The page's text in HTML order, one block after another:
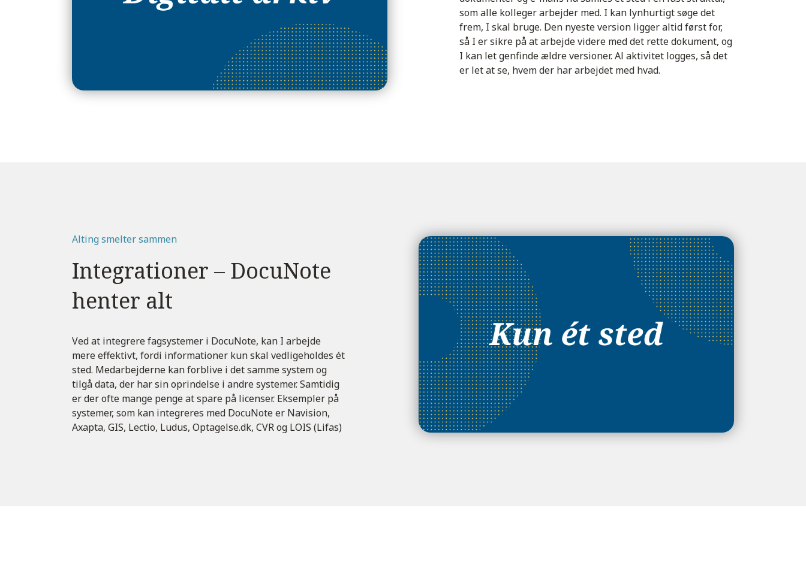
som alle kolleger arbejder med. I kan lynhurtigt søge det
frem, I skal bruge. Den nyeste version ligger altid først for,
så I er sikre på at arbejde videre med det rette dokument, og
I kan let genfinde ældre versioner. Al aktivitet logges, så det
er let at se, hvem der har arbejdet med hvad.
Alting smelter sammen
Integrationer – DocuNote
henter alt
Ved at integrere fagsystemer i DocuNote, kan I arbejde
mere effektivt, fordi informationer kun skal vedligeholdes ét
sted. Medarbejderne kan forblive i det samme system og
tilgå data, der har sin oprindelse i andre systemer. Samtidig
er der ofte mange penge at spare på licenser. Eksempler på
systemer, som kan integreres med DocuNote er Navision,
Axapta, GIS, Lectio, Ludus, Optagelse.dk, CVR og LOIS (Lifas)